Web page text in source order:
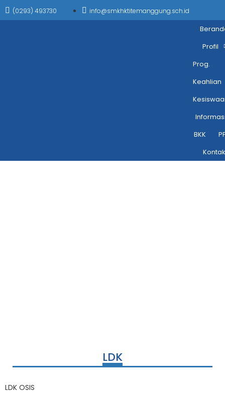
(0293) 493730 info@smkhktitemanggung.sch.id
Profil
Prog.
Keahlian
BKK
LDK
LDK OSIS